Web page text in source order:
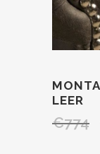
LEER
€774